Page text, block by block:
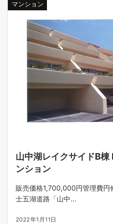
マンション
山中湖レイクサイドB
ンション
販売価格1,700,000円管理費円
士五湖道路「山中...
2022年1月11日